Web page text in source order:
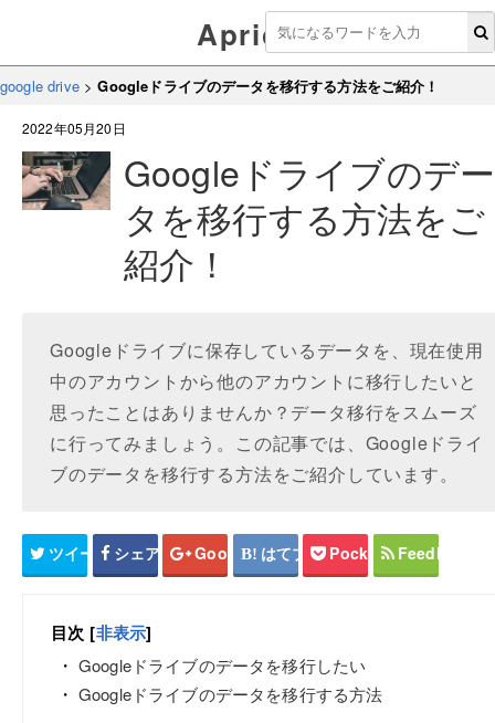
Aprico
google drive>Googleドライブのデータを移行する方法をご紹介！
2022年05月20日
Googleドライブのデー
タを移行する方法をご
紹介！
Googleドライブに保存しているデータを、現在使用
中のアカウントから他のアカウントに移行したいと
思ったことはありませんか？データ移行をスムーズ
に行ってみましょう。この記事では、Googleドライ
ブのデータを移行する方法をご紹介しています。
ツイート シェア Google+ はてブ Pocket Feedly
目次 [非表示]
Googleドライブのデータを移行したい
Googleドライブのデータを移行する方法